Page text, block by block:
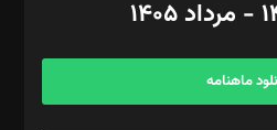
ماهنامه